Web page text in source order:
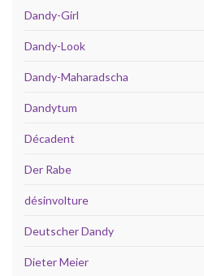
Dandy-Girl
Dandy-Look
Dandy-Maharadscha
Dandytum
Décadent
Der Rabe
désinvolture
Deutscher Dandy
Dieter Meier